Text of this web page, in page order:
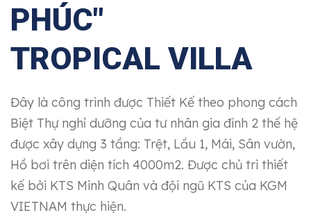
PHÚC"
TROPICAL VILLA
Đây là công trình được Thiết Kế theo phong cách
Biệt Thự nghỉ dưỡng của tư nhân gia đình 2 thế hệ
được xây dựng 3 tầng: Trệt, Lầu 1, Mái, Sân vườn,
Hồ bơi trên diện tích 4000m2. Được chủ trì thiết
kế bởi KTS Minh Quân và đội ngũ KTS của KGM
VIETNAM thực hiện.